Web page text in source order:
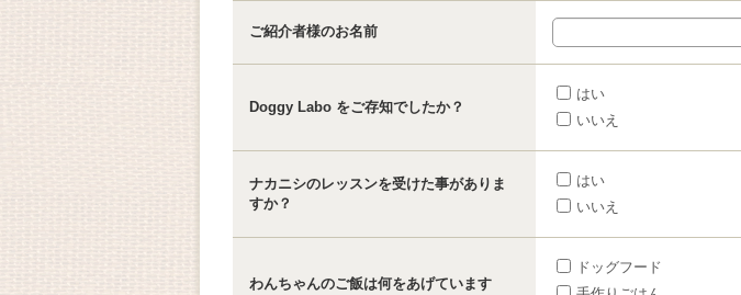
ご紹介者様のお名前
Doggy Labo をご存知でしたか？
はい
いいえ
ナカニシのレッスンを受けた事がありま
すか？
はい
いいえ
わんちゃんのご飯は何をあげています
ドッグフード